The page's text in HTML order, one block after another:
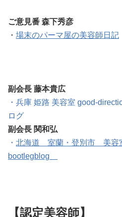
ご意見番 森下秀彦
・ 場末のパーマ屋の美容師日記
副会長 藤本貴広
・ 兵庫 姫路 美容室 good-
ログ
副会長 関和弘
・ 北海道 室蘭・登別市 美容
bootlegblog
【認定美容師】